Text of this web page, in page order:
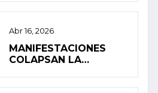
GOLFO DE MÉXICO
Abr 16, 2026
MANIFESTACIONES
COLAPSAN LA